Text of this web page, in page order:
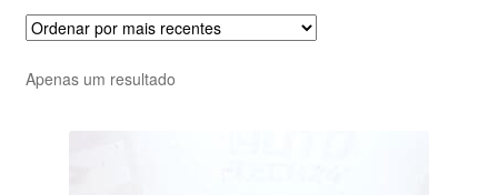
Apenas um resultado